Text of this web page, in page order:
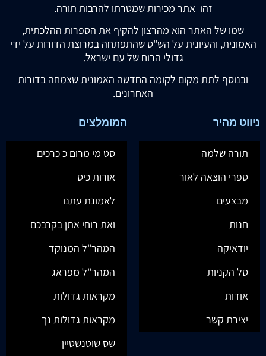
זהו אתר מכירות שמטרתו להרבות תורה.
שמו של האתר הוא מהרצון להקיף את הספרות ההלכתית,
האמונית, והעיונית על הש"ס שהתפתחה במרוצת הדורות על ידי
גדולי הרוח של עם ישראל.
ובנוסף לתת מקום לקומה החדשה האמונית שצמחה בדורות
האחרונים.
ניווט מהיר
תורה שלמה
ספרי הוצאה לאור
מבצעים
חנות
יודאיקה
סל הקניות
אודות
יצירת קשר
המומלצים
סט מי מרום כ כרכים
אורות כיס
לאמונת עתנו
ואת רוחי אתן בקרבכם
המהר"ל המנוקד
המהר"ל מפראג
מקראות גדולות
מקראות גדולות נך
שס שוטנשטיין